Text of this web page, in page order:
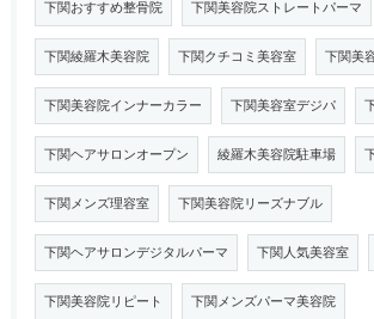
下関おすすめ整骨院 下関美容院ストレートパーマ
下関綾羅木美容院 下関クチコミ美容室 下関美
下関美容院インナーカラー 下関美容室デジパ
下関ヘアサロンオープン 綾羅木美容院駐車場
下関メンズ理容室 下関美容院リーズナブル
下関ヘアサロンデジタルパーマ 下関人気美容室
下関美容院リピート 下関メンズパーマ美容院